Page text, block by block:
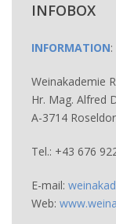
INFOBOX
INFORMATION:
Weinakademie
Hr. Mag. Alfred
A-3714
Tel.: +43 676
E-mail:
Web: